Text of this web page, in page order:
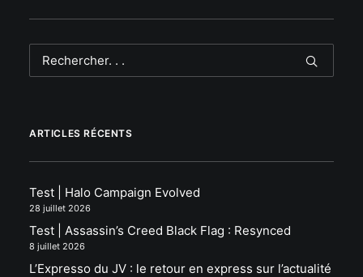
ARTICLES RÉCENTS
Test | Halo Campaign Evolved
28 juillet 2026
Test | Assassin’s Creed Black Flag : Resynced
8 juillet 2026
L’Expresso du JV : le retour en express sur l’actualité